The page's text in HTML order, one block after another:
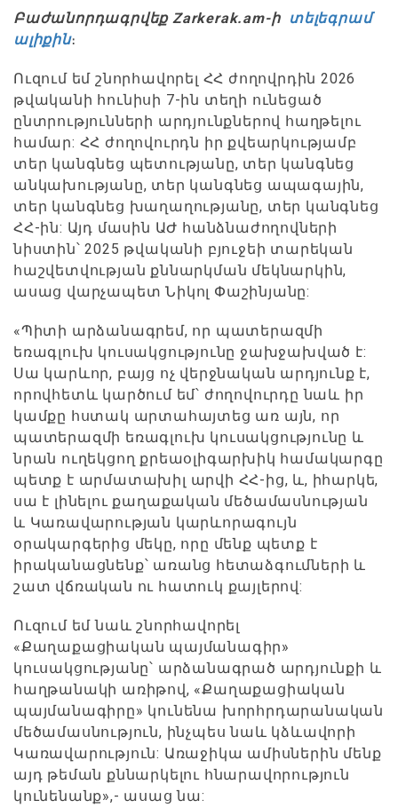
Բաժանորդագրվեք Zarkerak.am-ի տելեգրամ
ալիքին։
Ուզում եմ շնորհավորել ՀՀ ժողովրդին 2026
թվականի հունիսի 7-ին տեղի ունեցած
ընտրությունների արդյունքներով հաղթելու
համար: ՀՀ ժողովուրդն իր քվեարկությամբ
տեր կանգնեց պետությանը, տեր կանգնեց
անկախությանը, տեր կանգնեց ապագային,
տեր կանգնեց խաղաղությանը, տեր կանգնեց
ՀՀ-ին: Այդ մասին ԱԺ հանձնաժողովների
նիստին՝ 2025 թվականի բյուջեի տարեկան
հաշվետվության քննարկման մեկնարկին,
ասաց վարչապետ Նիկոլ Փաշինյանը:
«Պիտի արձանագրեմ, որ պատերազմի
եռագլուխ կուսակցությունը ջախջախված է:
Սա կարևոր, բայց ոչ վերջնական արդյունք է,
որովհետև կարծում եմ՝ ժողովուրդը նաև իր
կամքը հստակ արտահայտեց առ այն, որ
պատերազմի եռագլուխ կուսակցությունը և
նրան ուղեկցող քրեաօլիգարխիկ համակարգը
պետք է արմատախիլ արվի ՀՀ-ից, և, իհարկե,
սա է լինելու քաղաքական մեծամասնության
և Կառավարության կարևորագույն
օրակարգերից մեկը, որը մենք պետք է
իրականացնենք՝ առանց հետաձգումների և
շատ վճռական ու հատուկ քայլերով:
Ուզում եմ նաև շնորհավորել
«Քաղաքացիական պայմանագիր»
կուսակցությանը՝ արձանագրած արդյունքի և
հաղթանակի առիթով, «Քաղաքացիական
պայմանագիրը» կունենա խորհրդարանական
մեծամասնություն, ինչպես նաև կձևավորի
Կառավարություն: Առաջիկա ամիսներին մենք
այդ թեման քննարկելու հնարավորություն
կունենանք»,- ասաց նա: